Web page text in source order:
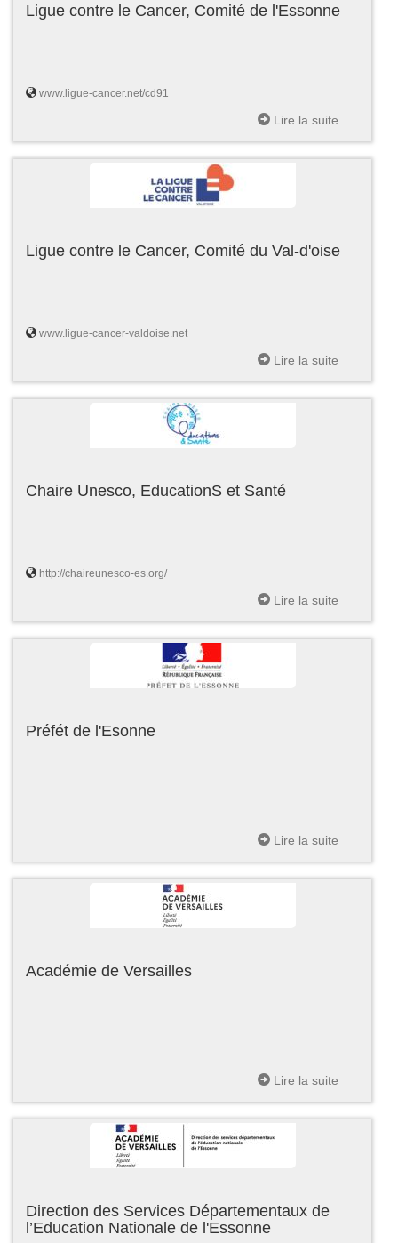
Ligue contre le Cancer, Comité de l'Essonne
www.ligue-cancer.net/cd91
Lire la suite
Ligue contre le Cancer, Comité du Val-d'oise
www.ligue-cancer-valdoise.net
Lire la suite
Chaire Unesco, EducationS et Santé
http://chaireunesco-es.org/
Lire la suite
Préfét de l'Esonne
Lire la suite
Académie de Versailles
Lire la suite
Direction des Services Départementaux de
l’Education Nationale de l'Essonne